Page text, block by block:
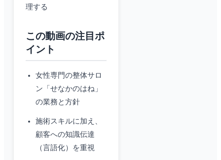
理する
この動画の注目ポ
イント
女性専門の整体サロ
ン「せなかのはね」
の業務と方針
施術スキルに加え、
顧客への知識伝達
（言語化）を重視